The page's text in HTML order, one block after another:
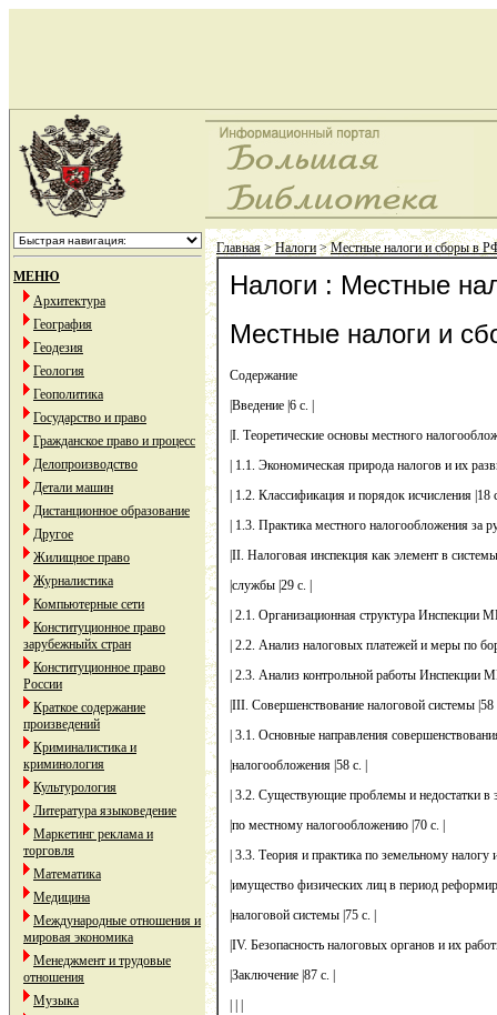
МЕНЮ
Архитектура
География
Геодезия
Геология
Геополитика
Государство и право
Гражданское право и процесс
Делопроизводство
Детали машин
Дистанционное образование
Другое
Жилищное право
Журналистика
Компьютерные сети
Конституционное право
зарубежныйх стран
Конституционное право
России
Краткое содержание
произведений
Криминалистика и
криминология
Культурология
Литература языковедение
Маркетинг реклама и
торговля
Математика
Медицина
Международные отношения и
мировая экономика
Менеджмент и трудовые
отношения
Музыка
Главная>Налоги>Местные налоги и сборы в
Налоги : Местные
Местные налоги и
Содержание
|Введение |6 с. |
|I. Теоретические основы местного
| 1.1. Экономическая природа налогов и их
| 1.2. Классификация и порядок исчисления |18
| 1.3. Практика местного налогообложения за
|II. Налоговая инспекция как элемент в
|службы |29 с. |
| 2.1. Организационная структура Инспекции
| 2.2. Анализ налоговых платежей и меры по
| 2.3. Анализ контрольной работы Инспекции
|III. Совершенствование налоговой системы |58
| 3.1. Основные направления
|налогообложения |58 с. |
| 3.2. Существующие проблемы и недостатки в
|по местному налогообложению |70 с. |
| 3.3. Теория и практика по земельному налогу
|имущество физических лиц в период
|налоговой системы |75 с. |
|IV. Безопасность налоговых органов и их
|Заключение |87 с. |